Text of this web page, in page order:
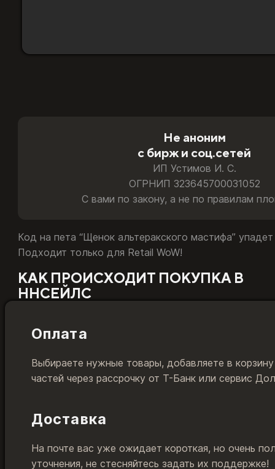
Подойдёт. Для аккаунтов РФ и РБ мы бесплатно за
Играю на Казахстане или Турции
Подойдёт напрямую. Товар активируется на ваши
Сменил регион с России на другой
Какую тайм-карту и код пополнения Battle.net
Не аноним
с бирж и соц.сетей
ИП Устимов И. С.
ОГРНИП 323645700031052
С вами по закону, а не по правилам
Код на пета “Щенок альтеракского мастифа”
Подходит только для Retail WoW!
КАК ПРОИСХОДИТ ПОКУПКА В
ННСЕЙЛС
Оплата
Выбираете нужные товары, добавляете в
частей через рассрочку от Т-Банк или сервис
Доставка
На почте вас уже ожидает короткая, но очень
уточнения, не стесняйтесь задать их поддержке!